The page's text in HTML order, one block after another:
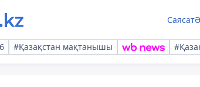
Саясат
#Қазақстан мақтанышы